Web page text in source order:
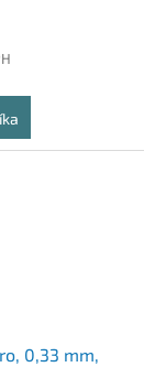
čierna
0,33 mm,